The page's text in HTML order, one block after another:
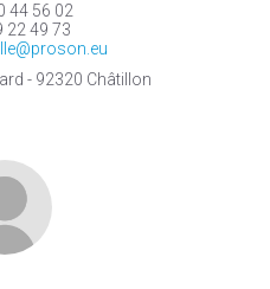
44 56 02
22 49 73
- 92320 Châtillon